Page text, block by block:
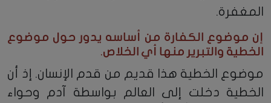
المغفرة.
إن موضوع الكفارة من أساسه يدور حول موضوع
الخطية والتبرير منها أي الخلاص.
موضوع الخطية هذا قديم من قدم الإنسان. إذ أن
الخطية دخلت إلى العالم بواسطة آدم وحواء